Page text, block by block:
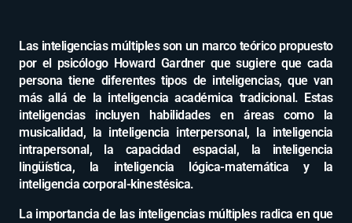
Las inteligencias múltiples son un marco teórico propuesto
por el psicólogo Howard Gardner que sugiere que cada
persona tiene diferentes tipos de inteligencias, que van
más allá de la inteligencia académica tradicional. Estas
inteligencias incluyen habilidades en áreas como la
musicalidad, la inteligencia interpersonal, la inteligencia
intrapersonal, la capacidad espacial, la inteligencia
lingüística, la inteligencia lógica-matemática y la
inteligencia corporal-kinestésica.
La importancia de las inteligencias múltiples radica en que